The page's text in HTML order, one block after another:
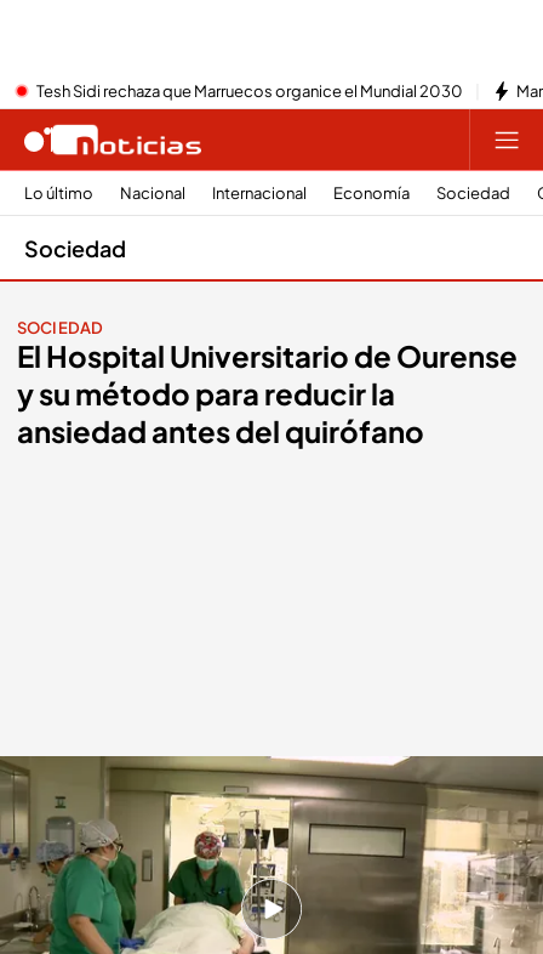
Tesh Sidi rechaza que Marruecos organice el Mundial 2030
Lo último Nacional Internacional Economía Sociedad
Sociedad
SOCIEDAD
El Hospital Universitario de Ourense
y su método para reducir la
ansiedad antes del quirófano
Quirófano Jacobo Rodríguez
Redacción digital Noticias Cuatro
02 DIC 2025 - 16:12h.
Un estudio con 184 pacientes demuestra que